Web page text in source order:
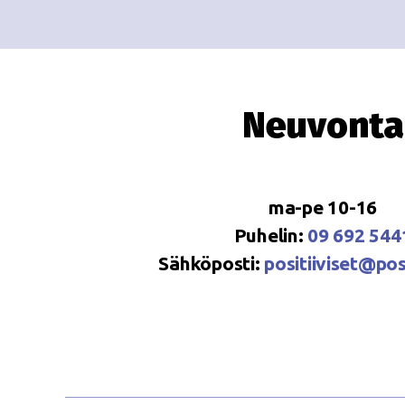
Neuvonta
ma-pe 10-16
Puhelin: 09 692
Sähköposti: